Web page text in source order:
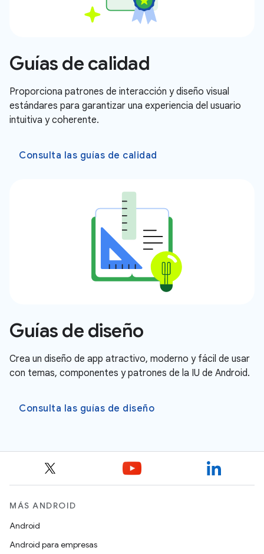
Guías de calidad
Proporciona patrones de interacción y diseño visual
estándares para garantizar una experiencia del usuario
intuitiva y coherente.
Consulta las guías de calidad
Guías de diseño
Crea un diseño de app atractivo, moderno y fácil de usar
con temas, componentes y patrones de la IU de Android.
Consulta las guías de diseño
MÁS ANDROID
Android
Android para empresas